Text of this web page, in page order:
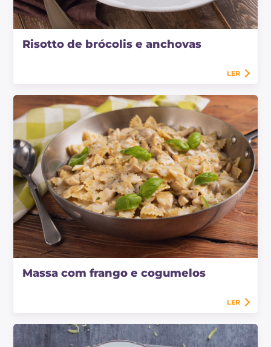
Risotto de brócolis e anchovas
LER
Massa com frango e cogumelos
LER